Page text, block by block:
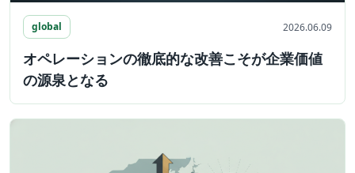
global 2026.06.09
オペレーションの徹底的な改善こそが企業価値
の源泉となる